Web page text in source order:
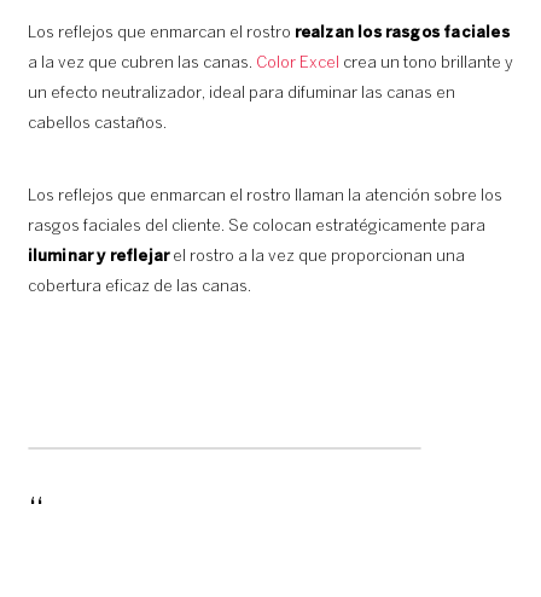
Los reflejos que enmarcan el rostro realzan los rasgos faciales
a la vez que cubren las canas. Color Excel
crea un tono brillante y
un efecto neutralizador, ideal para difuminar las canas en
cabellos castaños.
Los reflejos que enmarcan el rostro llaman la atención sobre los
rasgos faciales del cliente. Se colocan estratégicamente para
iluminar y reflejarel rostro a la vez que proporcionan una
cobertura eficaz de las canas.